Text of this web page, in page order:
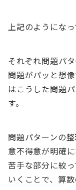
上記のようになっ
それぞれ問題パ
問題がパッと想
はこうした問題
す。
問題パターンの
意不得意が明確
苦手な部分に絞
いくことで、算